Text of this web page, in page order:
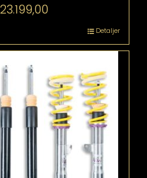
23.199,00
Detaljer